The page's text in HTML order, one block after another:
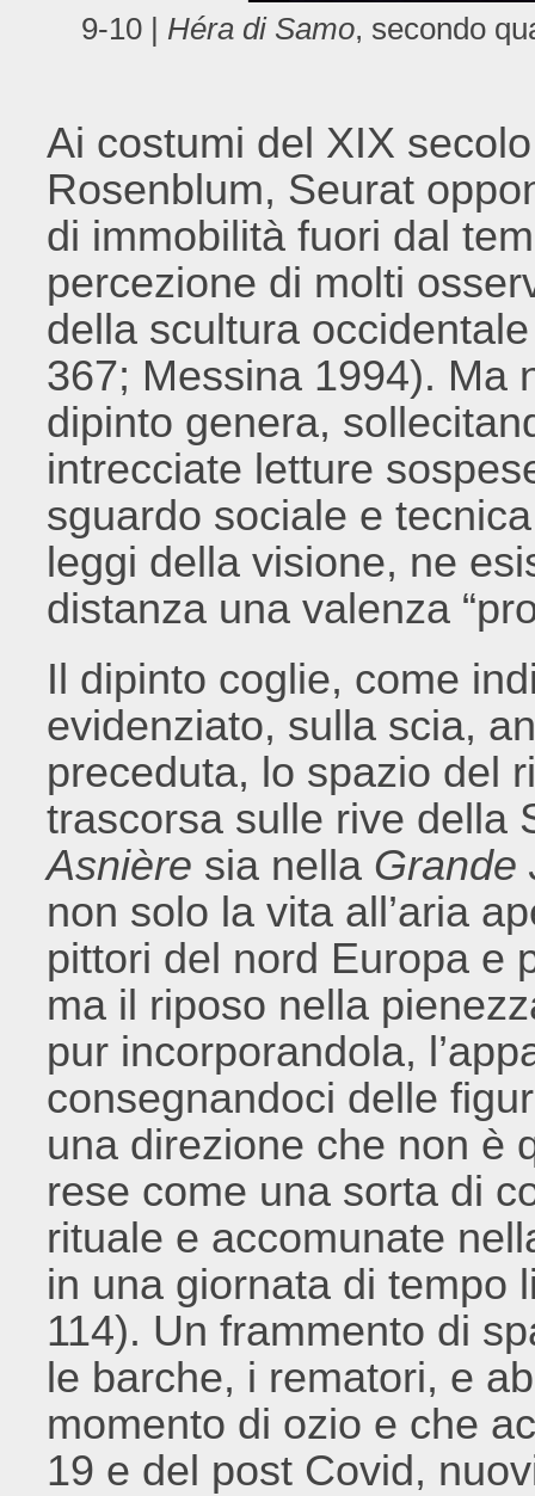
9-10 | Héra di Samo, secondo
Ai costumi del XIX
Rosenblum, Seurat
di immobilità fuori dal
percezione di molti
della scultura
367; Messina 1994). Ma
dipinto genera,
intrecciate letture
sguardo sociale e
leggi della visione, ne
distanza una valenza
Il dipinto coglie, come
evidenziato, sulla scia,
preceduta, lo spazio del
trascorsa sulle rive della
Asnière sia nella Grande
non solo la vita all’aria
pittori del nord Europa e
ma il riposo nella
pur incorporandola,
consegnandoci delle
una direzione che non è
rese come una sorta di
rituale e accomunate
in una giornata di tempo
114). Un frammento di
le barche, i rematori, e
momento di ozio e che
19 e del post Covid,